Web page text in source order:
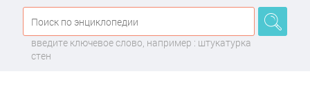
Преимущества
О компании
введите ключевое слово, например : штукатурка
стен